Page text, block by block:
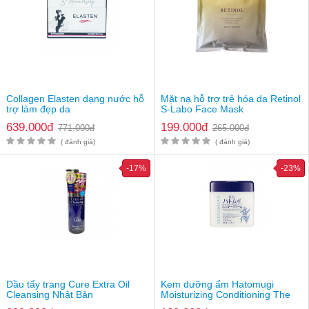
Ngưng sử dụng ngay khi phát hiện các vết mẩn đỏ, liên hệ
với người cung cấp hoặc đi khám để được tư vấn
Không sử dụng xung quanh mắt (niên mạc,..), những vùng
nhạy cảm. Khi bị rơi kem vào vùng da đó, cần rửa sạch
Kem Kobayashi - sản phẩm rất phổ biến ở Nhật Bản
Collagen Elasten dạng nước hỗ
trợ làm đẹp da
639.000đ 771.000đ
( đánh giá)
Mặt nạ hỗ trợ trẻ hóa da Retinol
S-Labo Face Mask
199.000đ 265.000đ
( đánh giá)
Dầu tẩy trang Cure Extra Oil
Cleansing Nhật Bản
-17%
Kem dưỡng ẩm Hatomugi
Moisturizing Conditioning The
-23%